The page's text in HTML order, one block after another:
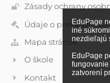
EduPage
iné
nezdieľajú
EduPage
zatvorení
Zásady ochrany
Údaje o
Mapa stránok
O škole
Kontakt